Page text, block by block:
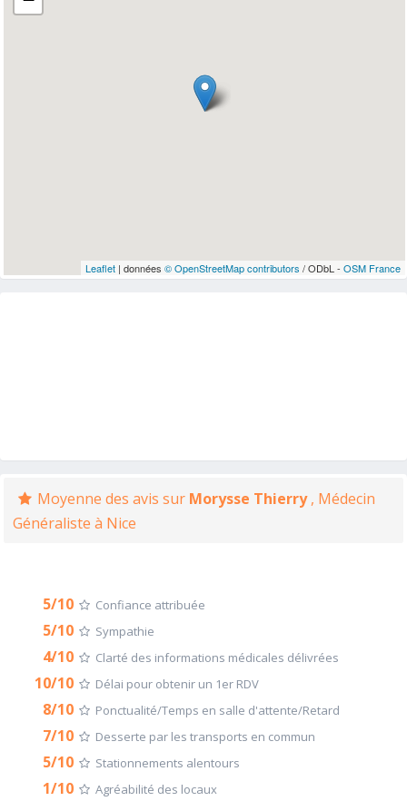
Leaflet| données © OpenStreetMap contributors / ODbL - OSM France
Moyenne des avis sur Morysse Thierry, Médecin
Généraliste à Nice
5/10 Confiance attribuée
5/10 Sympathie
4/10 Clarté des informations médicales délivrées
10/10 Délai pour obtenir un 1er RDV
8/10 Ponctualité/Temps en salle d'attente/Retard
7/10 Desserte par les transports en commun
5/10 Stationnements alentours
1/10 Agréabilité des locaux